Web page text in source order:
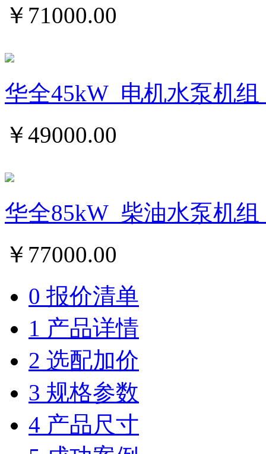
￥ 71000.00
华全45kW_电机水泵机
￥49000.00
华全85kW_柴油水泵机
￥ 77000.00
0 报价清单
1 产品详情
2 选配加价
3 规格参数
4 产品尺寸